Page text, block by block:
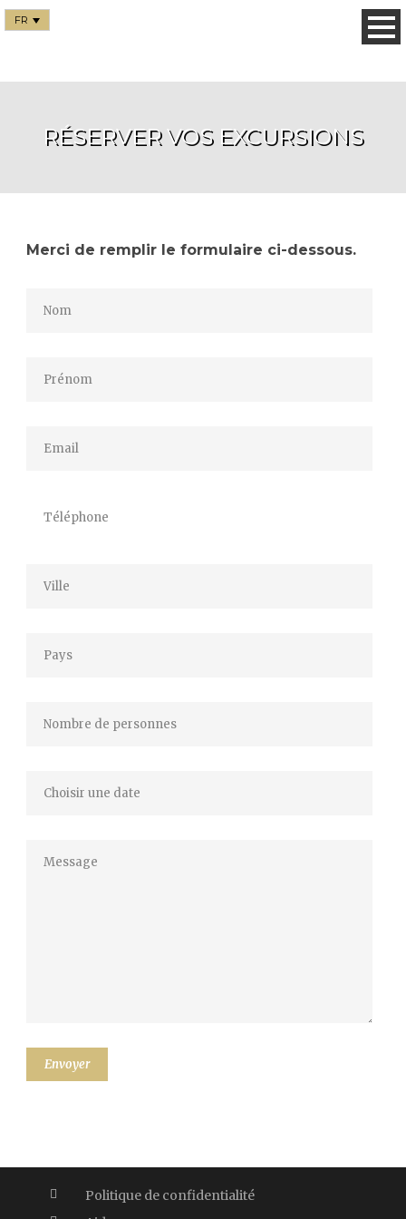
FR
RÉSERVER VOS EXCURSIONS
Merci de remplir le formulaire ci-dessous.
Politique de confidentialité